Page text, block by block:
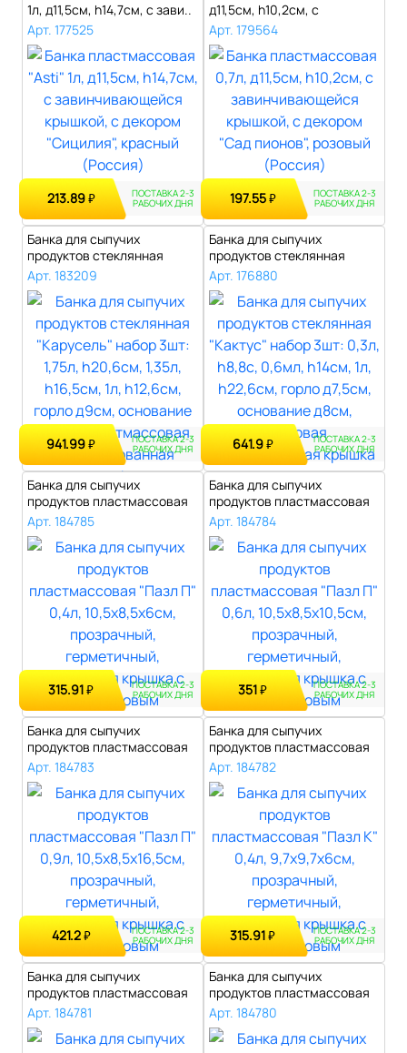
1л, д11,5см, h14,7см, с зави..
Арт. 177525
213.89₽ ПОСТАВКА 2-3
РАБОЧИХ ДНЯ
д11,5см, h10,2см, с
завинчива..
Арт. 179564
197.55₽ ПОСТАВКА 2-3
РАБОЧИХ ДНЯ
Банка для сыпучих
продуктов стеклянная
"Карусель" набор..
Арт. 183209
941.99₽ ПОСТАВКА 2-3
РАБОЧИХ ДНЯ
Банка для сыпучих
продуктов стеклянная
"Кактус" набор 3..
Арт. 176880
641.9₽ ПОСТАВКА 2-3
РАБОЧИХ ДНЯ
Банка для сыпучих
продуктов пластмассовая
"Пазл П" 0,4л..
Арт. 184785
315.91₽ ПОСТАВКА 2-3
РАБОЧИХ ДНЯ
Банка для сыпучих
продуктов пластмассовая
"Пазл П" 0,6л..
Арт. 184784
351₽ ПОСТАВКА 2-3
РАБОЧИХ ДНЯ
Банка для сыпучих
продуктов пластмассовая
"Пазл П" 0,9л..
Арт. 184783
421.2₽ ПОСТАВКА 2-3
РАБОЧИХ ДНЯ
Банка для сыпучих
продуктов пластмассовая
"Пазл К" 0,4л..
Арт. 184782
315.91₽ ПОСТАВКА 2-3
РАБОЧИХ ДНЯ
Банка для сыпучих
продуктов пластмассовая
"Пазл К" 0,6л..
Арт. 184781
Банка для сыпучих
продуктов пластмассовая
"Пазл К" 0,9л..
Арт. 184780